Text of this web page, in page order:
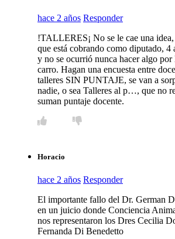
hace 2 años Responder
!TALLERES¡ No se le cae una
que está cobrando como diputado, 4
y no se ocurrió nunca hacer algo por
carro. Hagan una encuesta entre
talleres SIN PUNTAJE, se van a
nadie, o sea Talleres al p…, que no
suman puntaje docente.
Horacio
hace 2 años Responder
El importante fallo del Dr. German
en un juicio donde Conciencia
nos representaron los Dres Cecilia
Fernanda Di Benedetto